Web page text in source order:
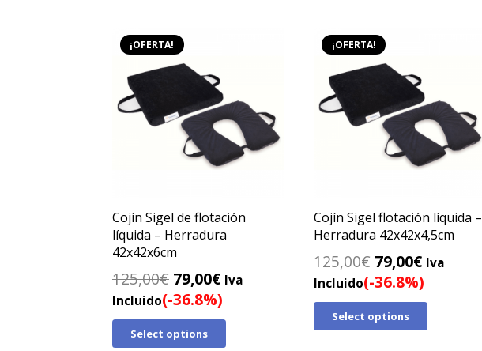
¡OFERTA!
Cojín Sigel de flotación
líquida – Herradura
42x42x6cm
125,00€ El
precio
original
era:
79,00€El
precio
actual
Iva
Incluido(-36.8%)
Select options
¡OFERTA!
Cojín Sigel flotación líquida –
Herradura 42x42x4,5cm
125,00€ El
precio
original
era:
79,00€El
precio
actual
Iva
Incluido(-36.8%)
Select options